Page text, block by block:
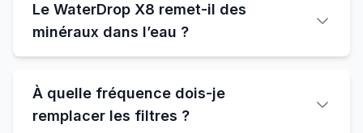
Le WaterDrop X8 remet-il des
minéraux dans l’eau ?
À quelle fréquence dois-je
remplacer les filtres ?